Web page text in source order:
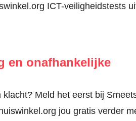
ICT-veiligheidstests
en onafhankelijke
Meld het eerst bij
jou gratis verder